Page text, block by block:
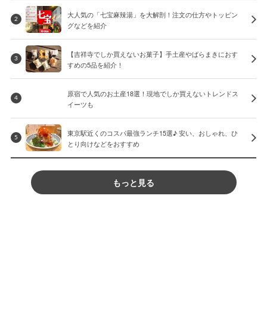
2
大人気の「七宝麻辣湯」を大解剖！注文の仕方やトッピン
グなどを紹介
3
【吉祥寺でしか買えないお菓子】手土産やばらまきにおす
すめの5品を紹介！
4
原宿で人気のお土産18選！現地でしか買えないトレンドス
イーツも
5
東京駅近くのコスパ最強ランチ15選♪ 安い、おしゃれ、ひ
とり向けなどをおすすめ
もっと見る